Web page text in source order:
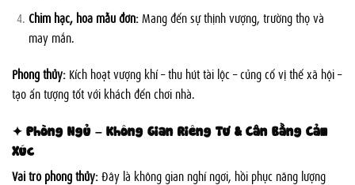
Chim hạc, hoa mẫu đơn:Mang đến sự thịnh vượng, trường thọ và
may mắn.
Phong thủy: Kích hoạt vượng khí – thu hút tài lộc – củng cố vị thế xã hội –
tạo ấn tượng tốt với khách đến chơi nhà.
✦ Phòng Ngủ – Không Gian Riêng Tư & Cân Bằng Cảm
Xúc
Vai trò phong thủy:Đây là không gian nghỉ ngơi, hồi phục năng lượng